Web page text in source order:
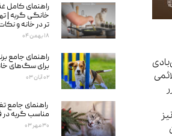
راهنمای کامل
خانگی گربه |
تر در خانه و
۱۸ بهمن ۰۴
راهنمای جامع
برای سگ‌های
۰۲ آبان ۰۳
راهنمای جامع
مناسب گربه
۳۰ مهر ۰۳